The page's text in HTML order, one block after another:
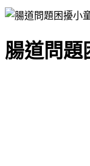
腸道問題